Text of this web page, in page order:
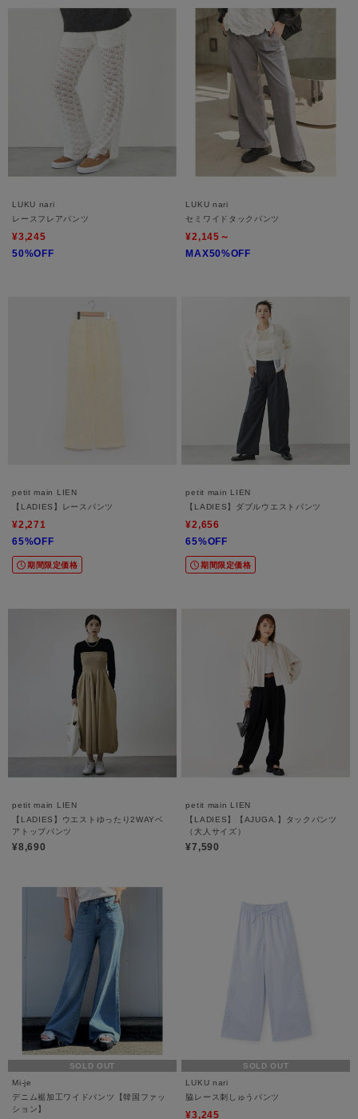
LUKU nari
レースフレアパンツ
¥3,245
50%OFF
LUKU nari
セミワイドタックパンツ
¥2,145～
MAX50%OFF
petit main LIEN
【LADIES】レースパンツ
¥2,271
65%OFF
期間限定価格
petit main LIEN
【LADIES】ダブルウエストパンツ
¥2,656
65%OFF
期間限定価格
petit main LIEN
【LADIES】ウエストゆったり2WAYベ
アトップパンツ
¥8,690
petit main LIEN
【LADIES】【AJUGA.】タックパンツ
（大人サイズ）
¥7,590
SOLD OUT
Mi-je
デニム裾加工ワイドパンツ【韓国ファッ
ション】
SOLD OUT
LUKU nari
脇レース刺しゅうパンツ
¥3,245